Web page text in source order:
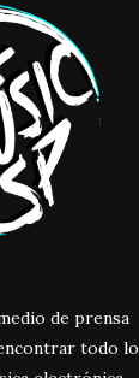
de prensa
todo lo